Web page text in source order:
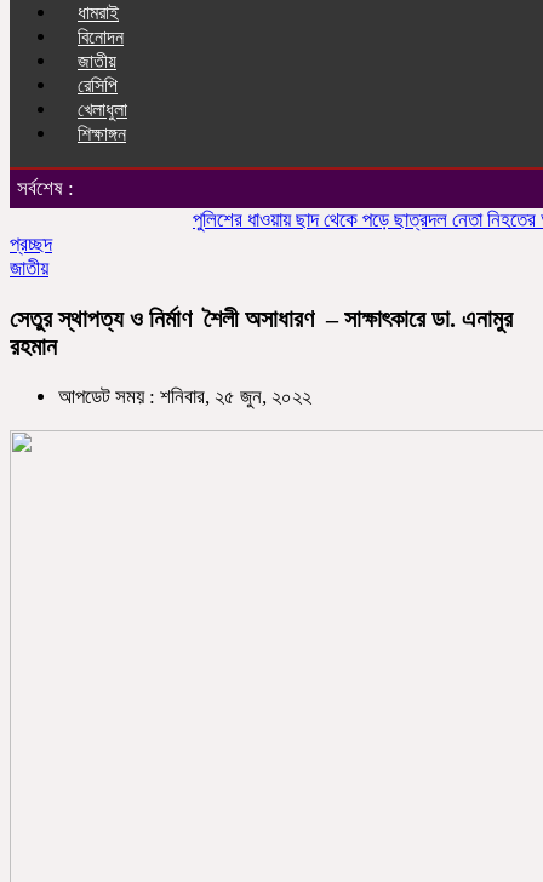
ধামরাই
বিনোদন
জাতীয়
রেসিপি
খেলাধুলা
শিক্ষাঙ্গন
সর্বশেষ :
পুলিশের ধাওয়ায় ছাদ থেকে পড়ে ছাত্রদল নেতা নিহতের
প্রচ্ছদ
জাতীয়
সেতুর স্থাপত্য ও নির্মাণ শৈলী অসাধারণ – সাক্ষাৎকারে ডা. এনামুর
রহমান
আপডেট সময় : শনিবার, ২৫ জুন, ২০২২